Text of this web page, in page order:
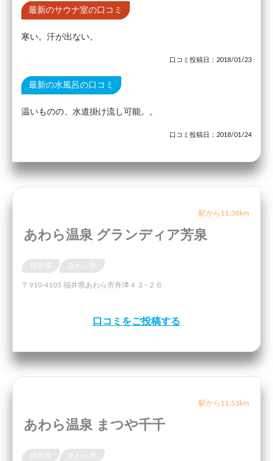
最新のサウナ室の口コミ
寒い。汗が出ない。
口コミ投稿日：2018/01/23
最新の水風呂の口コミ
温いものの、水道掛け流し可能。。
口コミ投稿日：2018/01/24
駅から11.38km
あわら温泉 グランディア芳泉
あわら市
〒910-4105 福井県あわら市舟津４３−２６
口コミをご投稿する
駅から11.53km
あわら温泉 まつや千千
あわら市